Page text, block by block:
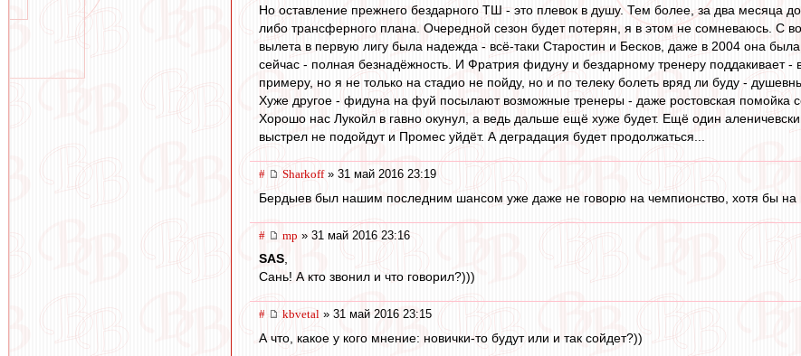
Но оставление прежнего бездарного ТШ - это плевок в душу. Тем более, за два месяца
либо трансферного плана. Очередной сезон будет потерян, я в этом не сомневаюсь. С
вылета в первую лигу была надежда - всё-таки Старостин и Бесков, даже в 2004 она
сейчас - полная безнадёжность. И Фратрия фидуну и бездарному тренеру поддакивает
примеру, но я не только на стадио не пойду, но и по телеку болеть вряд ли буду -
Хуже другое - фидуна на фуй посылают возможные тренеры - даже ростовская помойка
Хорошо нас Лукойл в гавно окунул, а ведь дальше ещё хуже будет. Ещё один
выстрел не подойдут и Промес уйдёт. А деградация будет продолжаться...
# Sharkoff» 31 май 2016 23:19
Бердыев был нашим последним шансом уже даже не говорю на чемпионство, хотя бы на
# mp » 31 май 2016 23:16
SAS,
Сань! А кто звонил и что говорил?)))
# kbvetal » 31 май 2016 23:15
А что, какое у кого мнение: новички-то будут или и так сойдет?))